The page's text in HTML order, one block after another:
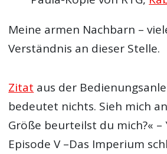
Meine armen Nachbarn –
Verständnis an dieser Stelle.
Zitat aus der
bedeutet nichts. Sieh mich
Größe beurteilst du mich?« –
Episode V –Das Imperium